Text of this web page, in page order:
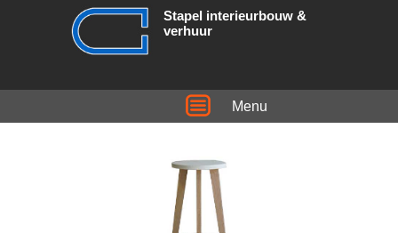
Stapel interieurbouw &
verhuur
Menu